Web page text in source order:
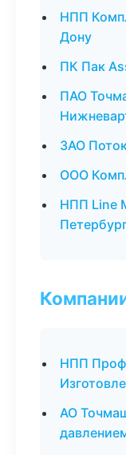
НПП
Дону
ПК Пак
ПАО
ЗАО
ООО
НПП Line
НПП
АО